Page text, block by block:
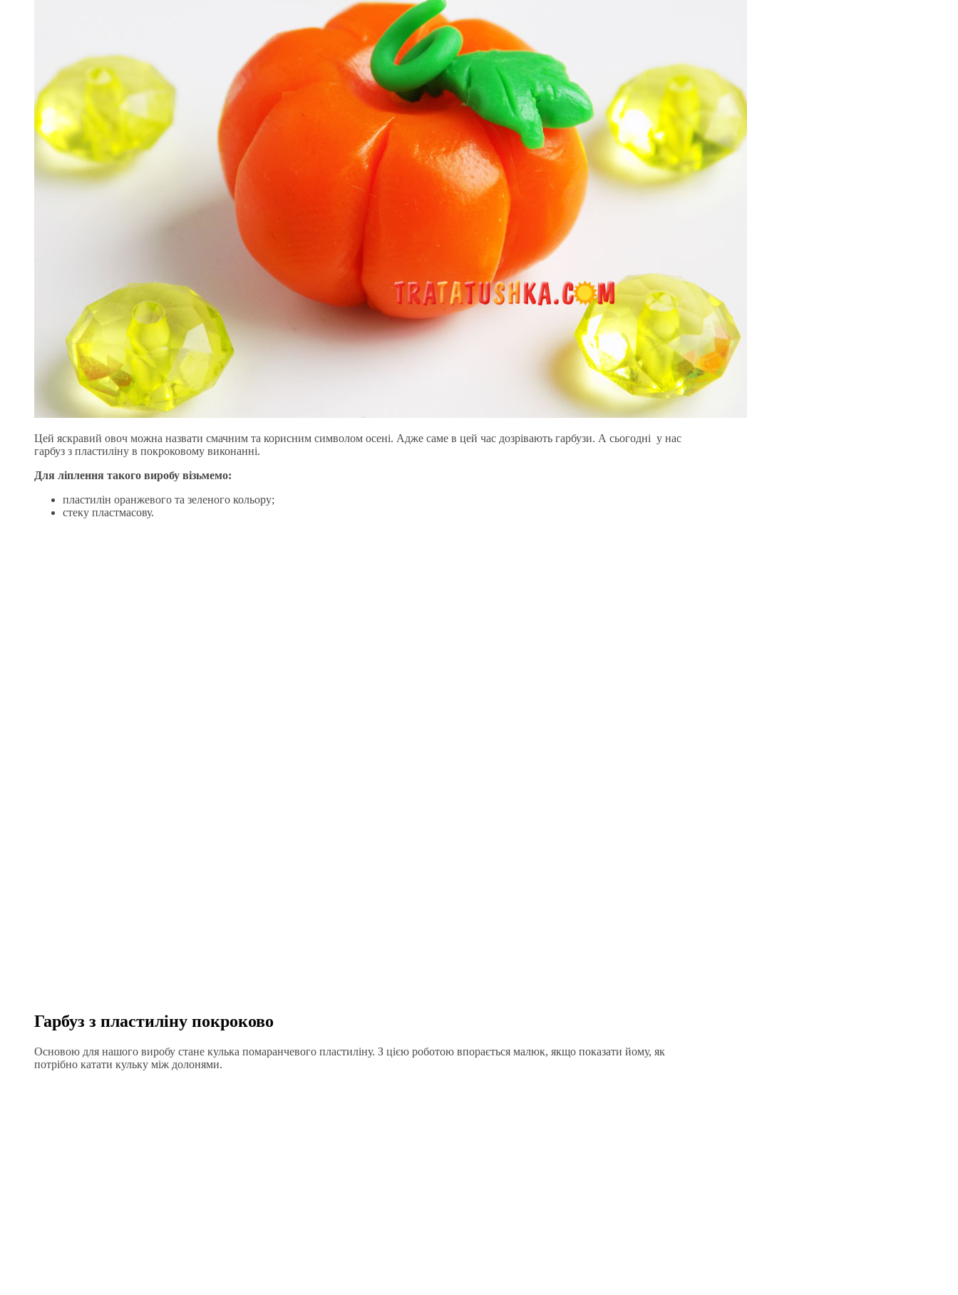
Цей яскравий овоч можна назвати смачним та корисним символом осені. Адже саме в цей час дозрівають гарбузи. А сьогодні у нас
гарбуз з пластиліну в покроковому виконанні.
Для ліплення такого виробу візьмемо:
пластилін оранжевого та зеленого кольору;
стеку пластмасову.
Гарбуз з пластиліну покроково
Основою для нашого виробу стане кулька помаранчевого пластиліну. З цією роботою впорається малюк, якщо показати йому, як
потрібно катати кульку між долонями.